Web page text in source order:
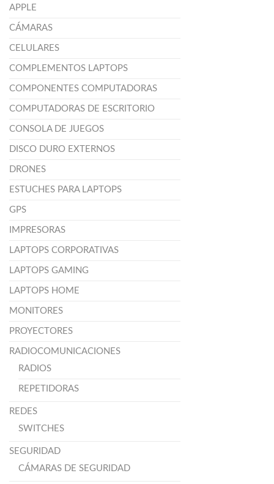
APPLE
CÁMARAS
CELULARES
COMPLEMENTOS LAPTOPS
COMPONENTES COMPUTADORAS
COMPUTADORAS DE ESCRITORIO
CONSOLA DE JUEGOS
DISCO DURO EXTERNOS
DRONES
ESTUCHES PARA LAPTOPS
GPS
IMPRESORAS
LAPTOPS CORPORATIVAS
LAPTOPS GAMING
LAPTOPS HOME
MONITORES
PROYECTORES
RADIOCOMUNICACIONES
RADIOS
REPETIDORAS
REDES
SWITCHES
SEGURIDAD
CÁMARAS DE SEGURIDAD